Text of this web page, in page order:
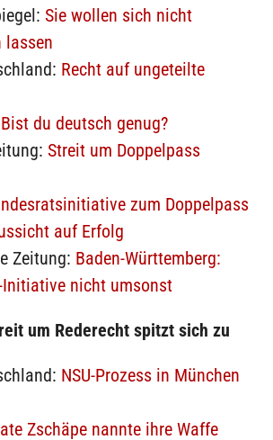
Sie wollen sich nicht
lassen
Recht auf ungeteilte
Bist du deutsch genug?
Streit um Doppelpass
zum Doppelpass
auf Erfolg
Zeitung: Baden-Württemberg:
Initiative nicht umsonst
um Rederecht spitzt sich zu
NSU-Prozess in München
Zschäpe nannte ihre Waffe